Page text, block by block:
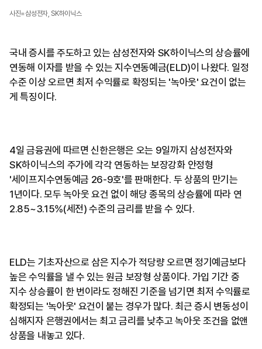
사진=삼성전자, SK하이닉스
국내 증시를 주도하고 있는 삼성전자와 SK하이닉스의 상승률에
연동해 이자를 받을 수 있는 지수연동예금(ELD)이 나왔다. 일정
수준 이상 오르면 최저 수익률로 확정되는 '녹아웃' 요건이 없는
게 특징이다.
4일 금융권에 따르면 신한은행은 오는 9일까지 삼성전자와
SK하이닉스의 주가에 각각 연동하는 보장강화 안정형
'세이프지수연동예금 26-9호'를 판매한다. 두 상품의 만기는
1년이다. 모두 녹아웃 요건 없이 해당 종목의 상승률에 따라 연
2.85~3.15%(세전) 수준의 금리를 받을 수 있다.
ELD는 기초자산으로 삼은 지수가 적당량 오르면 정기예금보다
높은 수익률을 낼 수 있는 원금 보장형 상품이다. 가입 기간 중
지수 상승률이 한 번이라도 정해진 기준을 넘기면 최저 수익률로
확정되는 '녹아웃' 요건이 붙는 경우가 많다. 최근 증시 변동성이
심해지자 은행권에서는 최고 금리를 낮추고 녹아웃 조건을 없앤
상품을 내놓고 있다.